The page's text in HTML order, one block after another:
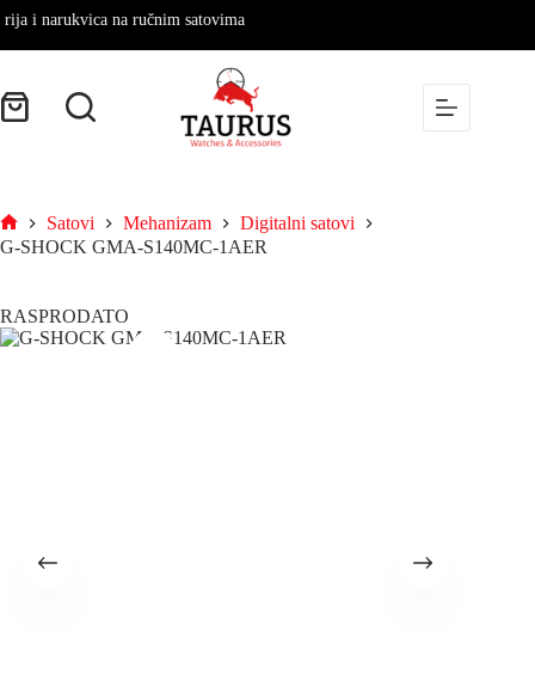
i narukvica na ručnim satovima
Satovi Mehanizam
Digitalni satovi
G-SHOCK GMA-S140MC-1AER
RASPRODATO